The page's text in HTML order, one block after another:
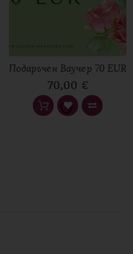
*
Подаръчен Ваучер 70 EUR
70,00 €